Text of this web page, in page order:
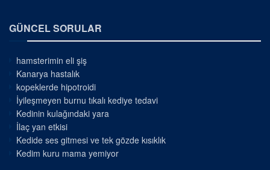
GÜNCEL SORULAR
hamsterimin eli şiş
Kanarya hastalık
kopeklerde hipotroidi
İyileşmeyen burnu tıkalı kediye tedavi
Kedinin kulağındaki yara
İlaç yan etkisi
Kedide ses gitmesi ve tek gözde kısıklık
Kedim kuru mama yemiyor